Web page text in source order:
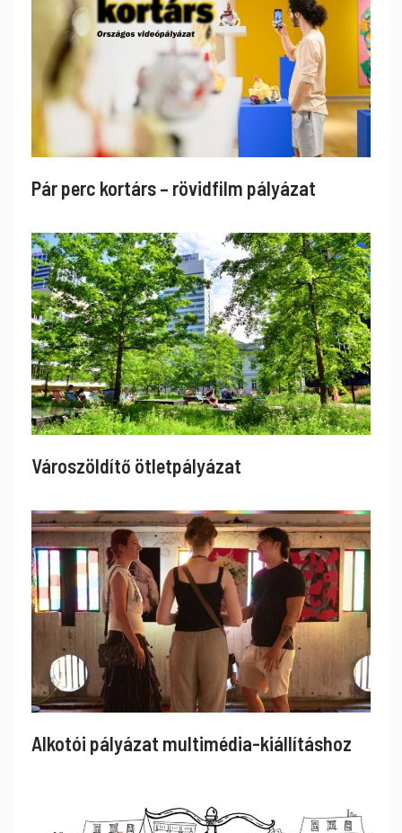
Pár perc kortárs – rövidfilm pályázat
Városzöldítő ötletpályázat
Alkotói pályázat multimédia-kiállításhoz